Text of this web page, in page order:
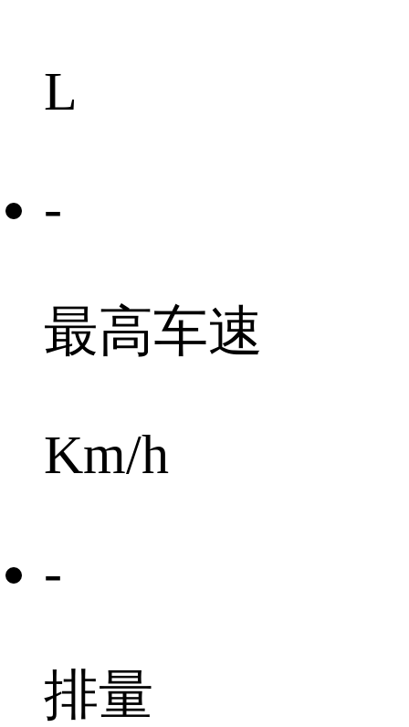
L
-
最高车速
Km/h
-
排量